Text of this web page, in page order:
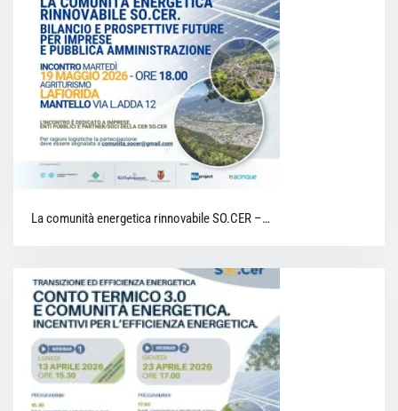
La comunità energetica rinnovabile SO.CER –…